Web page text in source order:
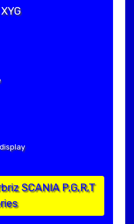
SCANIA P,G,R,T